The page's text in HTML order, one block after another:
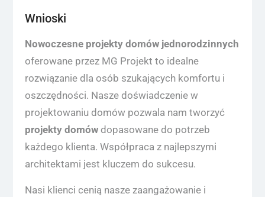
Wnioski
Nowoczesne projekty domów jednorodzinnych
oferowane przez MG Projekt to idealne
rozwiązanie dla osób szukających komfortu i
oszczędności. Nasze doświadczenie w
projektowaniu domów pozwala nam tworzyć
projekty domówdopasowane do potrzeb
każdego klienta. Współpraca z najlepszymi
architektami jest kluczem do sukcesu.
Nasi klienci cenią nasze zaangażowanie i